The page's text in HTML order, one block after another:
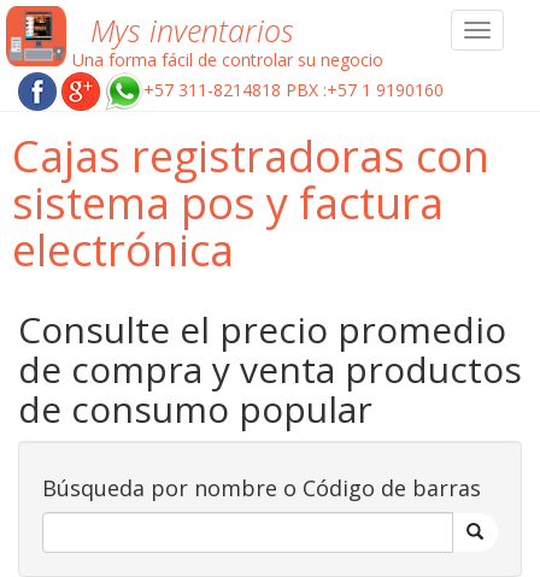
Toggle
Mys inventarios
Una forma fácil de controlar su negocio
+57 311-8214818 PBX :+57 1 9190160
Cajas registradoras con
sistema pos y factura
electrónica
Consulte el precio promedio
de compra y venta productos
de consumo popular
Búsqueda por nombre o Código de barras